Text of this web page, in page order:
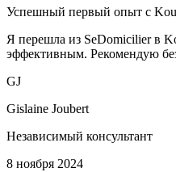
Успешный первый опыт с
Я перешла из SeDomicilier в
эффективным. Рекомендую
GJ
Gislaine Joubert
Независимый консультант
8 ноября 2024